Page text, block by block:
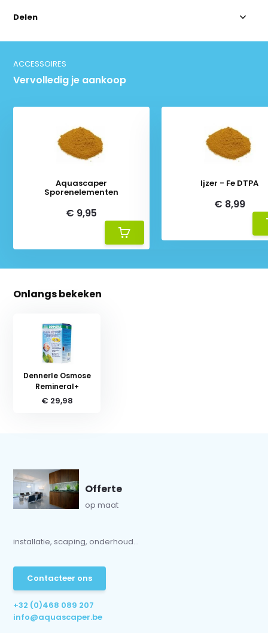
Delen
ACCESSOIRES
Vervolledig je aankoop
Aquascaper
Sporenelementen
€ 9,95
Ijzer - Fe DTPA
€ 8,99
Onlangs bekeken
Dennerle Osmose
Remineral+
€ 29,98
Offerte
op maat
installatie, scaping, onderhoud...
Contacteer ons
+32 (0)468 089 207
info@aquascaper.be